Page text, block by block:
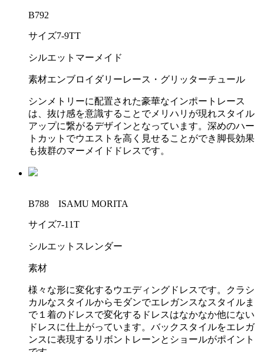
B792
サイズ7-9TT
シルエット マーメイド
素材エンブロイダリーレース・グリッターチュール
シンメトリーに配置された豪華なインポートレース
は、抜け感を意識することでメリハリが現れスタイル
アップに繋がるデザインとなっています。深めのハー
トカットでウエストを高く見せることができ脚長効果
も抜群のマーメイドドレスです。
B788 ISAMU MORITA
サイズ7-11T
シルエット スレンダー
素材
様々な形に変化するウエディングドレスです。クラシ
カルなスタイルからモダンでエレガンスなスタイルま
で１着のドレスで変化するドレスはなかなか他にない
ドレスに仕上がっています。バックスタイルをエレガ
ンスに表現するリボントレーンとショールがポイント